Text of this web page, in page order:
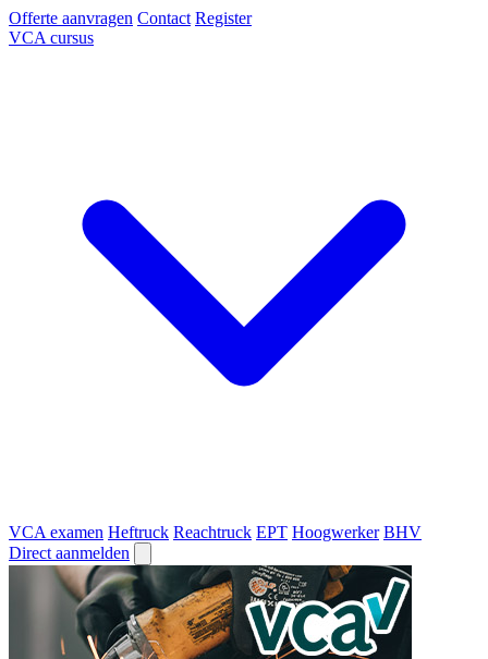
Offerte aanvragen Contact Register
VCA cursus
VCA examen Heftruck Reachtruck EPT Hoogwerker BHV
Direct aanmelden